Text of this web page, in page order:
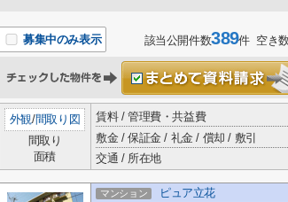
募集中のみ表示 該当公開件数389件 空き
外観/間取り図
間取り
面積
賃料 / 管理費・共益費
敷金 / 保証金 / 礼金 / 償却 / 敷引
交通 / 所在地
マンション ピュア立花